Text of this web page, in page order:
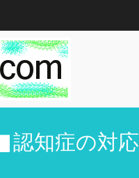
認知症の対応